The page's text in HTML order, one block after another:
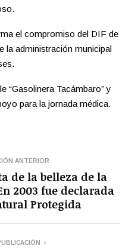
el compromiso del DIF de
la administración municipal
“Gasolinera Tacámbaro” y
para la jornada médica.
ANTERIOR
de la belleza de la
2003 fue declarada
Protegida